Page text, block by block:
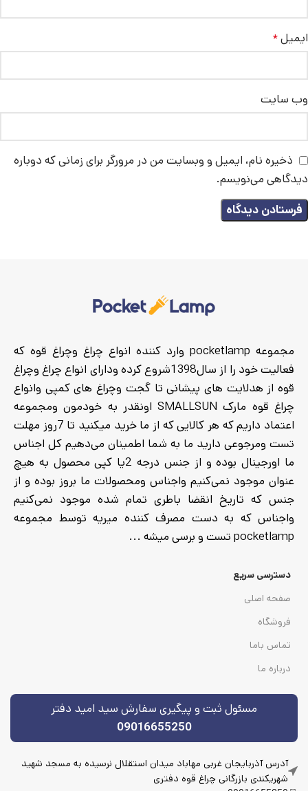
ایمیل*
وب‌ سایت
ذخیره نام، ایمیل و وبسایت من در مرورگر برای زمانی که دوباره
دیدگاهی می‌نویسم.
مجموعه pocketlamp وارد کننده انواع چراغ وچراغ قوه که
فعالیت خود را از سال1398شروع کرده ودارای انواع چراغ وچراغ
قوه از هدلایت های پیشانی تا گجت وچراغ های کمپی وانواع
چراغ قوه مارک SMALLSUN اونقدر به خودمون ومجموعه
اعتماد داریم که هر کالایی که از ما خرید میکنید تا 7روز مهلت
تست ومرجوعی دارید ما به شما اطمینان می‌دهیم کل اجناس
ما اورجینال بوده و از جنس درجه 2یا کپی محصول به هیچ
عنوان موجود نمی‌کنیم واجناس ومحصولات ما بروز بوده و از
جنس که تاریخ انقضا باطری تمام شده موجود نمی‌کنیم
واجناس که به دست مصرف کننده میریه توسط مجموعه
pocketlamp تست و برسی میشه ...
دسترسی سریع
صفحه اصلی
فروشگاه
تماس باما
درباره ما
مسئول ثبت و پیگیری سفارش سید امید دفتر
09016655250
آدرس آذربایجان غربی مهاباد میدان استقلال نرسیده به مسجد شهید
شهریکندی بازرگانی چراغ قوه دفتری